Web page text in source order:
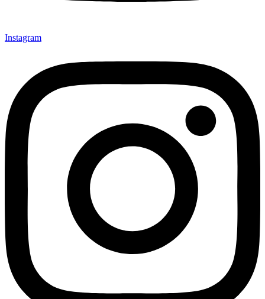
Instagram